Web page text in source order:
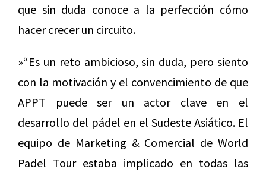
que sin duda conoce a la perfección cómo
hacer crecer un circuito.
»“Es un reto ambicioso, sin duda, pero siento
con la motivación y el convencimiento de que
APPT puede ser un actor clave en el
desarrollo del pádel en el Sudeste Asiático. El
equipo de Marketing & Comercial de World
Padel Tour estaba implicado en todas las